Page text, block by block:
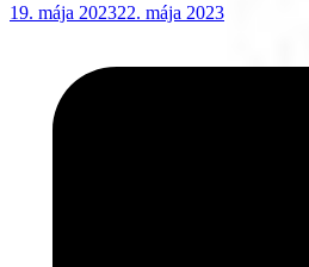
19. mája 202322. mája 2023